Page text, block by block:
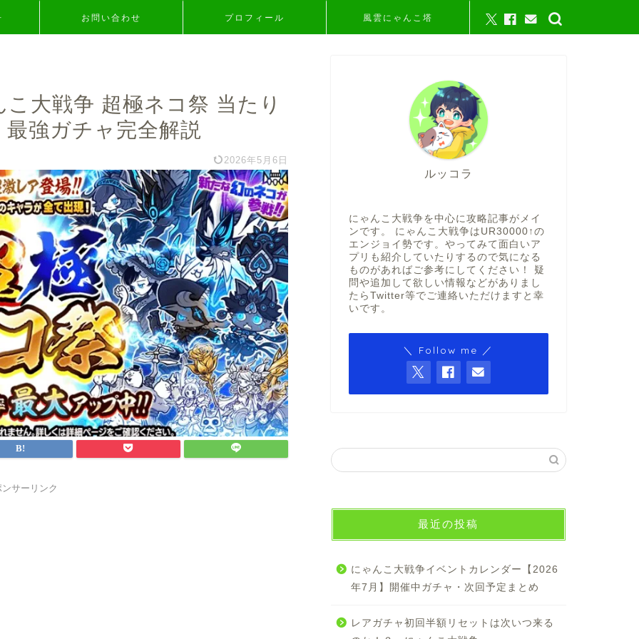
お問い合わせ プロフィール 風雲にゃんこ塔
大戦争 超極ネコ祭 当たり
強ガチャ完全解説
2026年5月6日
サーリンク
ルッコラ
にゃんこ大戦争を中心に攻略記事がメイ
ンです。 にゃんこ大戦争はUR30000↑の
エンジョイ勢です。やってみて面白いア
プリも紹介していたりするので気になる
ものがあればご参考にしてください！ 疑
問や追加して欲しい情報などがありまし
たらTwitter等でご連絡いただけますと幸
いです。
＼ Follow me ／
最近の投稿
にゃんこ大戦争イベントカレンダー【2026
年7月】開催中ガチャ・次回予定まとめ
レアガチャ初回半額リセットは次いつ来る